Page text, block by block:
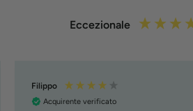
Eccezionale
Filippo
Acquirente verificato